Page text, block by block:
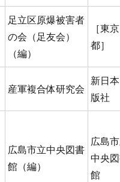
足立区原爆被害者
の会（足友会）
（編）
［東京
都］
産軍複合体研究会
新日
版社
広島市立中央図書
館（編）
広島
中央
館